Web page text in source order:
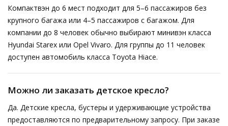
Компактвэн до 6 мест подходит для 5–6 пассажиров без
крупного багажа или 4–5 пассажиров с багажом. Для
компании до 8 человек обычно выбирают минивэн класса
Hyundai Starex или Opel Vivaro. Для группы до 11 человек
доступен автомобиль класса Toyota Hiace.
Можно ли заказать детское кресло?
Да. Детские кресла, бустеры и удерживающие устройства
предоставляются по предварительному запросу. При заказе